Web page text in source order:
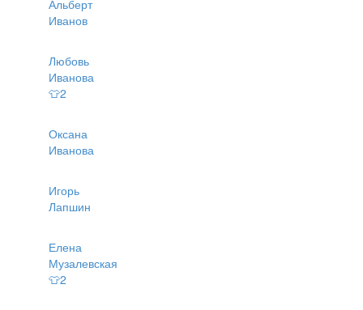
Альберт
Иванов
Любовь
Иванова
👕2
Оксана
Иванова
Игорь
Лапшин
Елена
Музалевская
👕2